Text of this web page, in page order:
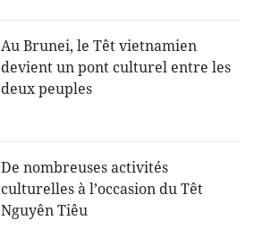
Au Brunei, le Têt vietnamien
devient un pont culturel entre les
deux peuples
De nombreuses activités
culturelles à l’occasion du Têt
Nguyên Tiêu